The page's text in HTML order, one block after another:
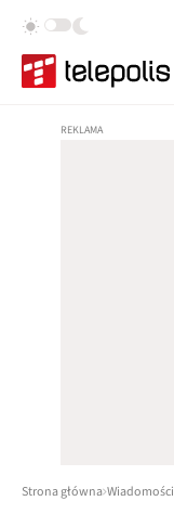
Strona główna Wiadomości